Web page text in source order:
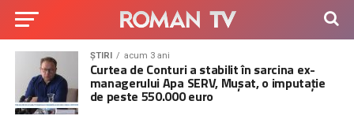
ȘTIRI acum 3 ani
Curtea de Conturi a stabilit în sarcina ex-
managerului Apa SERV, Mușat, o imputație
de peste 550.000 euro